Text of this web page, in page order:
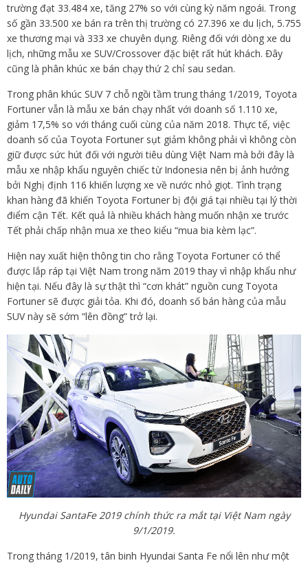
trường đạt 33.484 xe, tăng 27% so với cùng kỳ năm ngoái. Trong
số gần 33.500 xe bán ra trên thị trường có 27.396 xe du lịch, 5.755
xe thương mại và 333 xe chuyên dụng. Riêng đối với dòng xe du
lịch, những mẫu xe SUV/Crossover đặc biệt rất hút khách. Đây
cũng là phân khúc xe bán chạy thứ 2 chỉ sau sedan.
Trong phân khúc SUV 7 chỗ ngồi tầm trung tháng 1/2019, Toyota
Fortuner vẫn là mẫu xe bán chạy nhất với doanh số 1.110 xe,
giảm 17,5% so với tháng cuối cùng của năm 2018. Thực tế, việc
doanh số của Toyota Fortuner sụt giảm không phải vì không còn
giữ được sức hút đối với người tiêu dùng Việt Nam mà bởi đây là
mẫu xe nhập khẩu nguyên chiếc từ Indonesia nên bị ảnh hưởng
bởi Nghị định 116 khiến lượng xe về nước nhỏ giọt. Tình trạng
khan hàng đã khiến Toyota Fortuner bị đội giá tại nhiều tại lý thời
điểm cận Tết. Kết quả là nhiều khách hàng muốn nhận xe trước
Tết phải chấp nhận mua xe theo kiểu “mua bia kèm lạc”.
Hiện nay xuất hiện thông tin cho rằng Toyota Fortuner có thể
được lắp ráp tại Việt Nam trong năm 2019 thay vì nhập khẩu như
hiện tại. Nếu đây là sự thật thì “cơn khát” nguồn cung Toyota
Fortuner sẽ được giải tỏa. Khi đó, doanh số bán hàng của mẫu
SUV này sẽ sớm “lên đồng” trở lại.
Hyundai SantaFe 2019 chính thức ra mắt tại Việt Nam ngày
9/1/2019.
Trong tháng 1/2019, tân binh Hyundai Santa Fe nổi lên như một